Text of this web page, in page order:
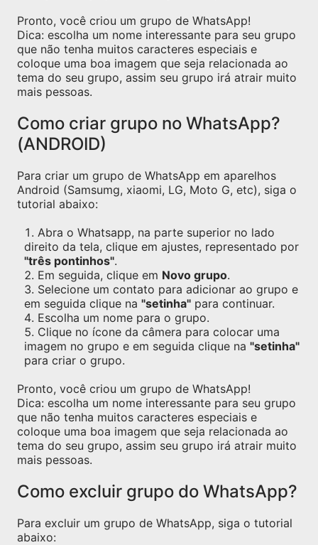
Pronto, você criou um grupo de WhatsApp!
Dica: escolha um nome interessante para seu grupo
que não tenha muitos caracteres especiais e
coloque uma boa imagem que seja relacionada ao
tema do seu grupo, assim seu grupo irá atrair muito
mais pessoas.
Como criar grupo no WhatsApp?
(ANDROID)
Para criar um grupo de WhatsApp em aparelhos
Android (Samsumg, xiaomi, LG, Moto G, etc), siga o
tutorial abaixo:
Abra o Whatsapp, na parte superior no lado
direito da tela, clique em ajustes, representado por
"três pontinhos".
Em seguida, clique em Novo grupo.
Selecione um contato para adicionar ao grupo e
em seguida clique na "setinha" para continuar.
Escolha um nome para o grupo.
Clique no ícone da câmera para colocar uma
imagem no grupo e em seguida clique na "setinha"
para criar o grupo.
Pronto, você criou um grupo de WhatsApp!
Dica: escolha um nome interessante para seu grupo
que não tenha muitos caracteres especiais e
coloque uma boa imagem que seja relacionada ao
tema do seu grupo, assim seu grupo irá atrair muito
mais pessoas.
Como excluir grupo do WhatsApp?
Para excluir um grupo de WhatsApp, siga o tutorial
abaixo: